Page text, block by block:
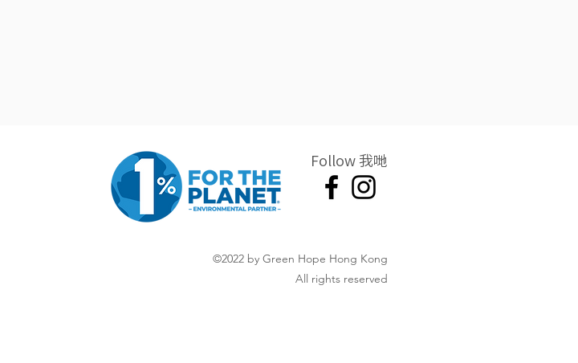
Follow 我哋
©2022 by Green Hope Hong Kong
All rights reserved